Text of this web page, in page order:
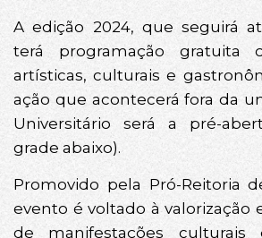
A edição 2024, que seguirá
terá programação gratuita
artísticas, culturais e
ação que acontecerá fora da
Universitário será a pré-
grade abaixo).
Promovido pela Pró-Reitoria
evento é voltado à valorização
de manifestações culturais